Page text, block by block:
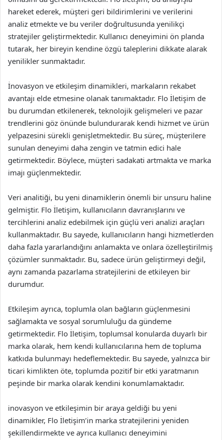
hareket ederek, müşteri geri bildirimlerini ve verilerini
analiz etmekte ve bu veriler doğrultusunda yenilikçi
stratejiler geliştirmektedir. Kullanıcı deneyimini ön planda
tutarak, her bireyin kendine özgü taleplerini dikkate alarak
yenilikler sunmaktadır.
İnovasyon ve etkileşim dinamikleri, markaların rekabet
avantajı elde etmesine olanak tanımaktadır. Flo İletişim de
bu durumdan etkilenerek, teknolojik gelişmeleri ve pazar
trendlerini göz önünde bulundurarak kendi hizmet ve ürün
yelpazesini sürekli genişletmektedir. Bu süreç, müşterilere
sunulan deneyimi daha zengin ve tatmin edici hale
getirmektedir. Böylece, müşteri sadakati artmakta ve marka
imajı güçlenmektedir.
Veri analitiği, bu yeni dinamiklerin önemli bir unsuru haline
gelmiştir. Flo İletişim, kullanıcıların davranışlarını ve
tercihlerini analiz edebilmek için güçlü veri analizi araçları
kullanmaktadır. Bu sayede, kullanıcıların hangi hizmetlerden
daha fazla yararlandığını anlamakta ve onlara özelleştirilmiş
çözümler sunmaktadır. Bu, sadece ürün geliştirmeyi değil,
aynı zamanda pazarlama stratejilerini de etkileyen bir
durumdur.
Etkileşim ayrıca, toplumla olan bağların güçlenmesini
sağlamakta ve sosyal sorumluluğu da gündeme
getirmektedir. Flo İletişim, toplumsal konularda duyarlı bir
marka olarak, hem kendi kullanıcılarına hem de topluma
katkıda bulunmayı hedeflemektedir. Bu sayede, yalnızca bir
ticari kimlikten öte, toplumda pozitif bir etki yaratmanın
peşinde bir marka olarak kendini konumlamaktadır.
inovasyon ve etkileşimin bir araya geldiği bu yeni
dinamikler, Flo İletişim’in marka stratejilerini yeniden
şekillendirmekte ve ayrıca kullanıcı deneyimini